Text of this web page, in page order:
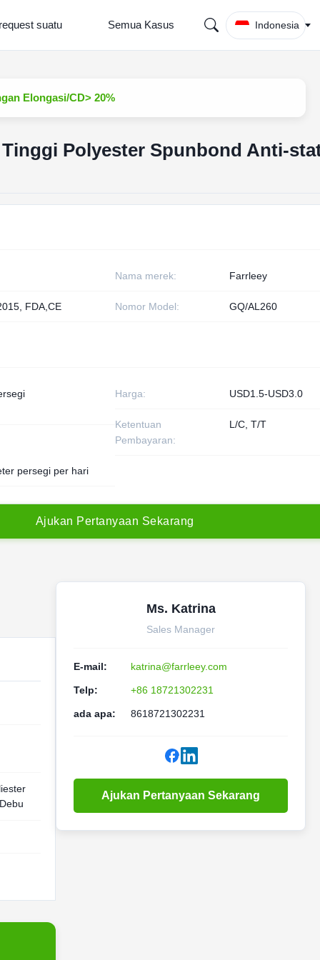
suatu Semua Kasus Indonesia
Elongasi/CD> 20%
Polyester Spunbond Anti-
Nama merek: Farrleey
FDA,CE Nomor Model: GQ/AL260
Harga: USD1.5-USD3.0
Ketentuan
Pembayaran:
L/C, T/T
persegi per hari
Ajukan Pertanyaan Sekarang
Ms. Katrina
Sales Manager
E-mail: katrina@farrleey.com
Telp: +86 18721302231
ada apa: 8618721302231
Ajukan Pertanyaan Sekarang